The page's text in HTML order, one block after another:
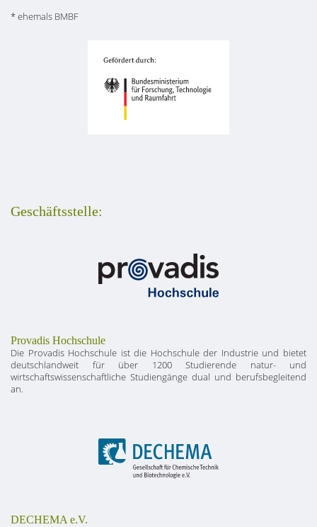
* ehemals BMBF
Geschäftsstelle:
Provadis Hochschule
Die Provadis Hochschule ist die Hochschule der Industrie und bietet
deutschlandweit für über 1200 Studierende natur- und
wirtschaftswissenschaftliche Studiengänge dual und berufsbegleitend
an.
DECHEMA e.V.